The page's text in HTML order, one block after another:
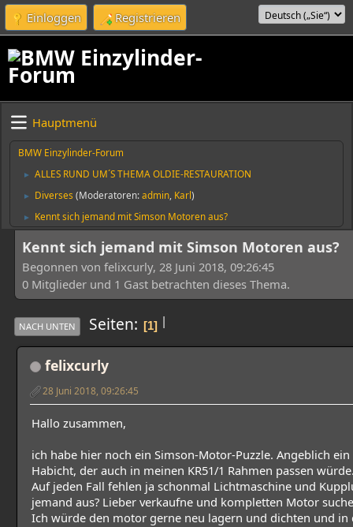
Einloggen Registrieren
Hauptmenü
BMW Einzylinder-Forum
► ALLES RUND UM´S THEMA OLDIE-RESTAURATION
► Diverses (Moderatoren:admin Karl)
► Kennt sich jemand mit Simson Motoren aus?
Kennt sich jemand mit Simson Motoren aus?
Begonnen von felixcurly, 28 Juni 2018, 09:26:45
0 Mitglieder und 1 Gast betrachten dieses Thema.
|
NACH UNTEN Seiten 1
felixcurly
28 Juni 2018, 09:26:45
Hallo zusammen,
ich habe hier noch ein Simson-Motor-Puzzle. Angeblich
Habicht, der auch in meinen KR51/1 Rahmen passen
Auf jeden Fall fehlen ja schonmal Lichtmaschine und
jemand aus? Lieber verkaufne und kompletten Motor
Ich würde den motor gerne neu lagern und dichten und in